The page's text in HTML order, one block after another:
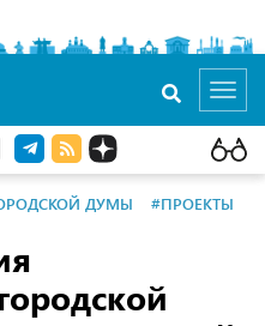
ДУМЫ
#ПРОЕКТЫ